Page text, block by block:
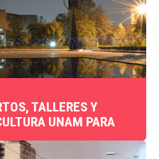
TALLERES Y
UNAM PARA